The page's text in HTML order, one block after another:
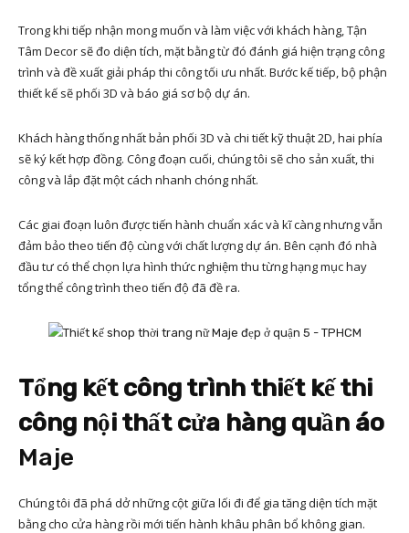
Trong khi tiếp nhận mong muốn và làm việc với khách hàng, Tận
Tâm Decor sẽ đo diện tích, mặt bằng từ đó đánh giá hiện trạng công
trình và đề xuất giải pháp thi công tối ưu nhất. Bước kế tiếp, bộ phận
thiết kế sẽ phối 3D và báo giá sơ bộ dự án.
Khách hàng thống nhất bản phối 3D và chi tiết kỹ thuật 2D, hai phía
sẽ ký kết hợp đồng. Công đoạn cuối, chúng tôi sẽ cho sản xuất, thi
công và lắp đặt một cách nhanh chóng nhất.
Các giai đoạn luôn được tiến hành chuẩn xác và kĩ càng nhưng vẫn
đảm bảo theo tiến độ cùng với chất lượng dự án. Bên cạnh đó nhà
đầu tư có thể chọn lựa hình thức nghiệm thu từng hạng mục hay
tổng thể công trình theo tiến độ đã đề ra.
Tổng kết công trình thiết kế thi
công nội thất cửa hàng quần áo
Maje
Chúng tôi đã phá dở những cột giữa lối đi để gia tăng diện tích mặt
bằng cho cửa hàng rồi mới tiến hành khâu phân bổ không gian.